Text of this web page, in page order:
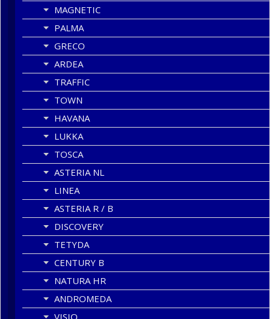
MAGNETIC
PALMA
GRECO
ARDEA
TRAFFIC
TOWN
HAVANA
LUKKA
TOSCA
ASTERIA NL
LINEA
ASTERIA R / B
DISCOVERY
TETYDA
CENTURY B
NATURA HR
ANDROMEDA